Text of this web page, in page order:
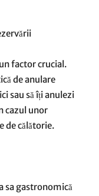
factor crucial.
de anulare
sau să îți anulezi
cazul unor
de călătorie.
sa gastronomică